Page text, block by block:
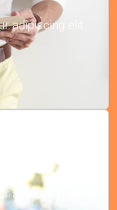
adipiscing elit.
adipiscing elit.